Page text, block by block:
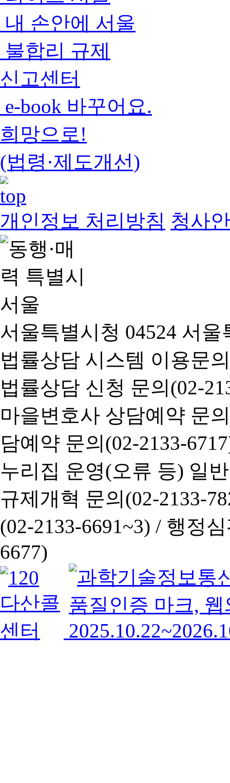
내 손안에 서울
불합리 규제
신고센터
e-book 바꾸어요.
희망으로!
(법령·제도개선)
개인정보 처리방침 청사
서울특별시청 04524 서
법률상담 시스템 이용문
법률상담 신청 문의(02-
마을변호사 상담예약 문
담예약 문의(02-2133-
누리집 운영(오류 등) 일
규제개혁 문의(02-2133-
(02-2133-6691~3) / 행정심
6677)